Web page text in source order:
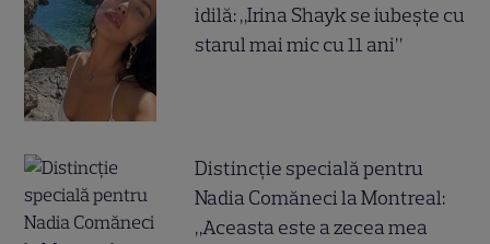
idilă: „Irina Shayk se iubește cu
starul mai mic cu 11 ani”
Distincție specială pentru
Nadia Comăneci la Montreal:
„Aceasta este a zecea mea